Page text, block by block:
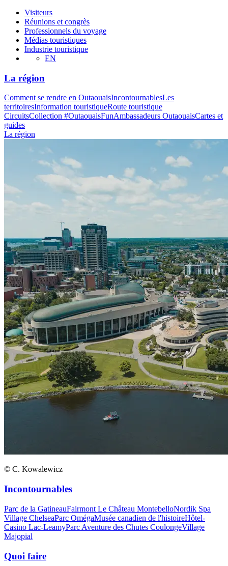
Visiteurs
Réunions et congrès
Professionnels du voyage
Médias touristiques
Industrie touristique
EN
La région
Comment se rendre en OutaouaisIncontournablesLes
territoiresInformation touristiqueRoute touristique
CircuitsCollection #OutaouaisFunAmbassadeurs OutaouaisCartes et
guides
La région
© C. Kowalewicz
Incontournables
Parc de la GatineauFairmont Le Château MontebelloNordik Spa
Village ChelseaParc OmégaMusée canadien de l'histoireHôtel-
Casino Lac-LeamyParc Aventure des Chutes CoulongeVillage
Majopial
Quoi faire